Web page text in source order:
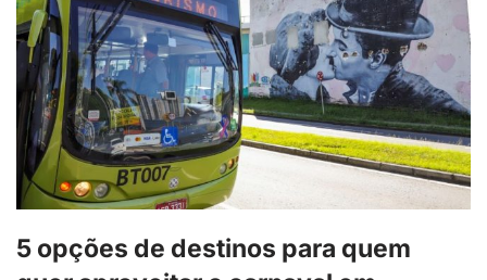
5 opções de destinos para quem